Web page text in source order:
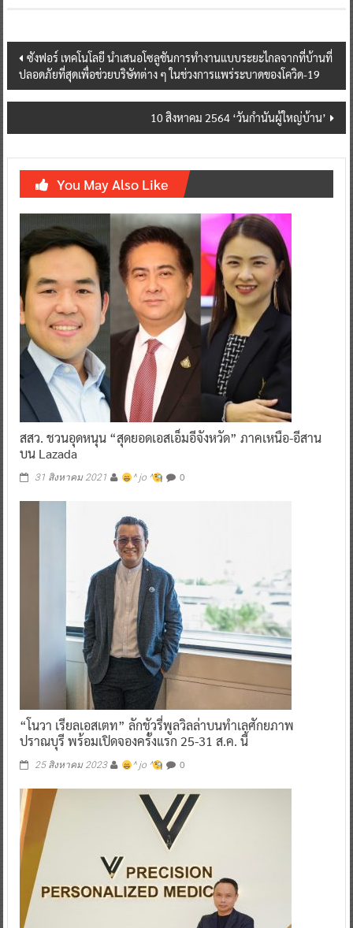
Post
navigation
ซังฟอร์ เทคโนโลยี นำเสนอโซลูชันการทำงานแบบระยะไกลจากที่บ้านที่
ปลอดภัยที่สุดเพื่อช่วยบริษัทต่าง ๆ ในช่วงการแพร่ระบาดของโควิด-19
10 สิงหาคม 2564 ‘วันกำนันผู้ใหญ่บ้าน’
You May Also Like
สสว. ชวนอุดหนุน “สุดยอดเอสเอ็มอีจังหวัด” ภาคเหนือ-อีสาน
บน Lazada
31 สิงหาคม 2021 ^ jo ^ 0
“โนวา เรียลเอสเตท” ลักชัวรี่พูลวิลล่าบนทำเลศักยภาพ
ปราณบุรี พร้อมเปิดจองครั้งแรก 25-31 ส.ค. นี้
25 สิงหาคม 2023 ^ jo ^ 0